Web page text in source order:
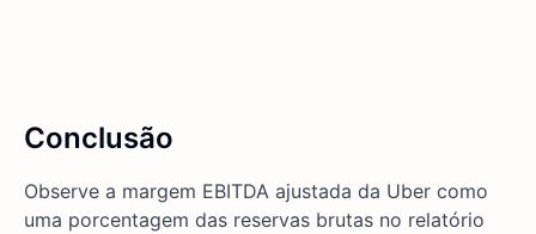
Conclusão
Observe a margem EBITDA ajustada da Uber como
uma porcentagem das reservas brutas no relatório